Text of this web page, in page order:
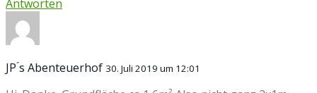
Antworten
JP ́s Abenteuerhof 30. Juli 2019 um 12:01